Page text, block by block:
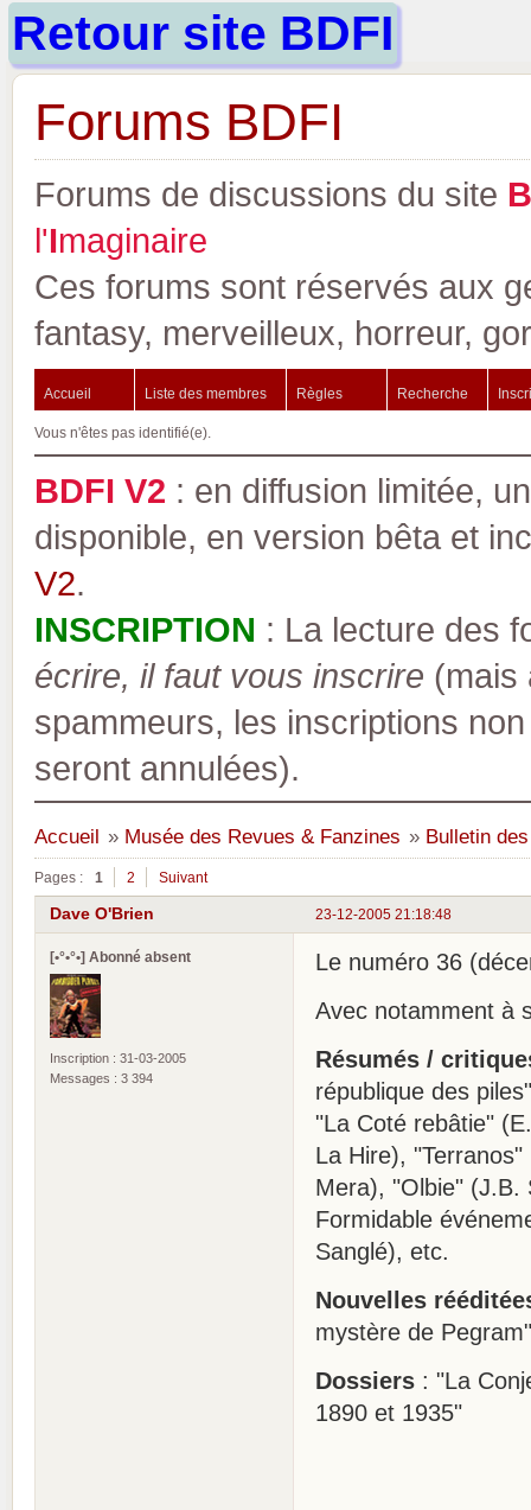
Retour site BDFI
Forums BDFI
Forums de discussions du site B
l'Imaginaire
Ces forums sont réservés aux
fantasy, merveilleux, horreur,
Accueil Liste des membres Règles Recherche
Vous n'êtes pas identifié(e).
BDFI V2 : en diffusion limitée,
disponible, en version bêta et
V2.
INSCRIPTION : La lecture des
écrire, il faut vous inscrire (mais
spammeurs, les inscriptions
seront annulées).
Accueil » Musée des Revues & Fanzines » Bulletin
Pages : 1 2 Suivant
23-12-2005 21:18:48
Dave O'Brien
[•°•°•] Abonné absent
Inscription : 31-03-2005
Messages : 3 394
Le numéro 36
Avec notamment à
Résumés /
république des
"La Coté rebâtie"
La Hire),
Mera), "Olbie" (J.B.
Formidable
Sanglé), etc.
Nouvelles
mystère de
Dossiers : "La
1890 et 1935"